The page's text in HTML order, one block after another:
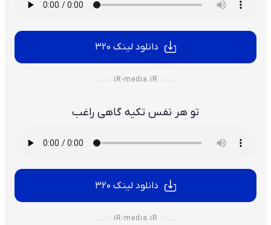
دانلود لینک 320
…:::: iR-media.iR ::::…
تو هر نفس تکیه گاهی راغب
دانلود لینک 320
…:::: iR-media.iR ::::…